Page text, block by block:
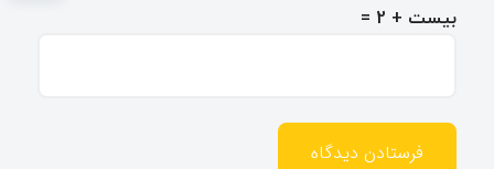
بیست + 2 =